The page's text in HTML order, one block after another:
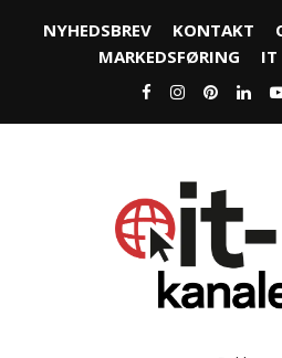
NYHEDSBREV KONTAKT
MARKEDSFØRING
IT